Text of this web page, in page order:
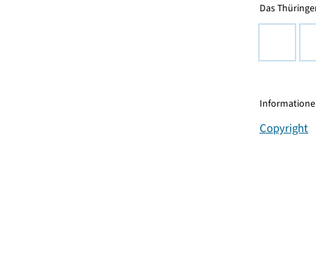
Das
Copyright